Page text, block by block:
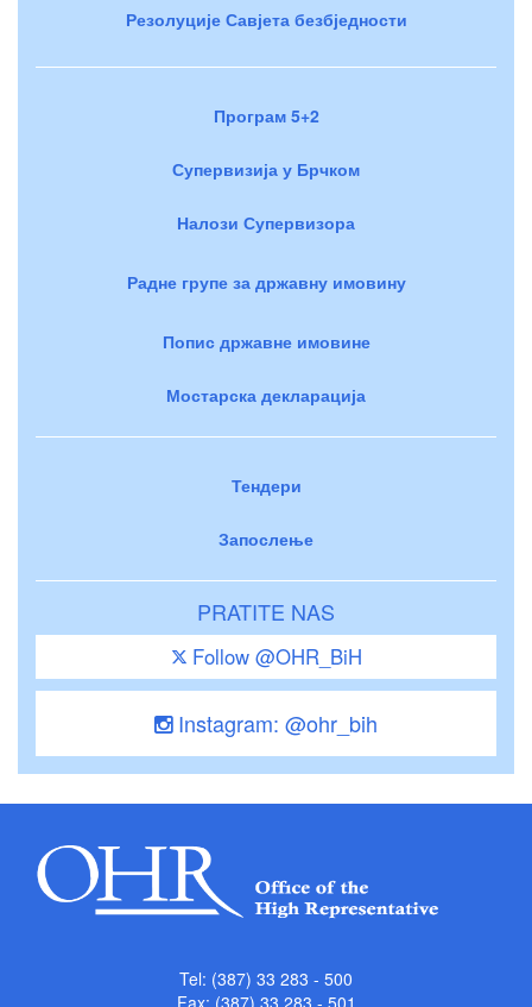
Резолуције Савјета безбједности
Програм 5+2
Супервизија у Брчком
Налози Супервизора
Радне групе за државну имовину
Попис државне имовине
Мостарска декларација
Тендери
Запослење
PRATITE NAS
Follow @OHR_BiH
Instagram: @ohr_bih
Tel: (387) 33 283 - 500